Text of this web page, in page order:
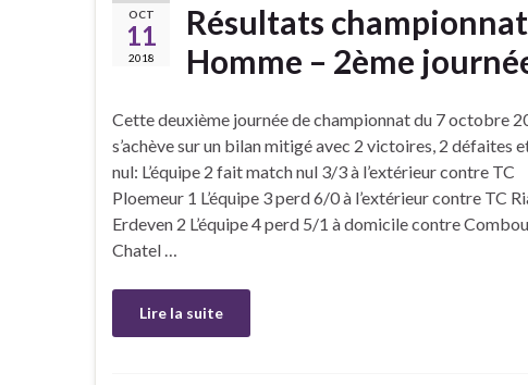
OCT
11
2018
Résultats
Homme – 2ème
Cette deuxième journée de championnat du 7 octobre
s’achève sur un bilan mitigé avec 2 victoires, 2 défaites
nul: L’équipe 2 fait match nul 3/3 à l’extérieur contre TC
Ploemeur 1 L’équipe 3 perd 6/0 à l’extérieur contre TC
Erdeven 2 L’équipe 4 perd 5/1 à domicile contre
Chatel …
Lire la suite